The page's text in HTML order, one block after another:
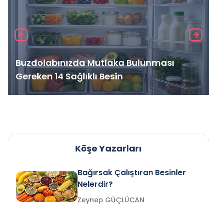
Buzdolabınızda Mutlaka Bulunması
Gereken 14 Sağlıklı Besin
Köşe Yazarları
Bağırsak Çalıştıran Besinler
Nelerdir?
Zeynep GÜÇLÜCAN